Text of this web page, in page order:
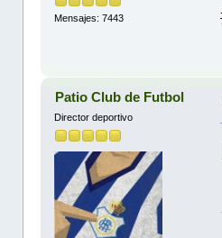
Mensajes: 7443
Patio Club de Futbol
Director deportivo